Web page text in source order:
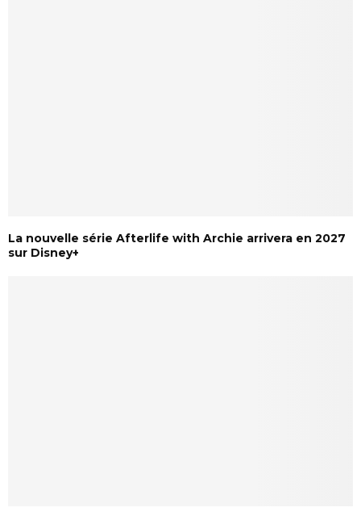
La nouvelle série Afterlife with Archie arrivera en 2027
sur Disney+